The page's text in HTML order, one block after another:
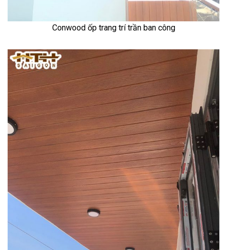
Conwood ốp trang trí trần ban công